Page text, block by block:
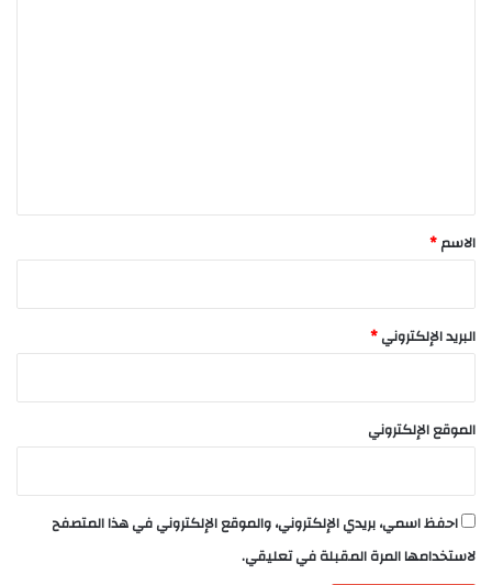
*
الاسم*
البريد الإلكتروني*
الموقع الإلكتروني
احفظ اسمي، بريدي الإلكتروني، والموقع الإلكتروني في هذا المتصفح
لاستخدامها المرة المقبلة في تعليقي.